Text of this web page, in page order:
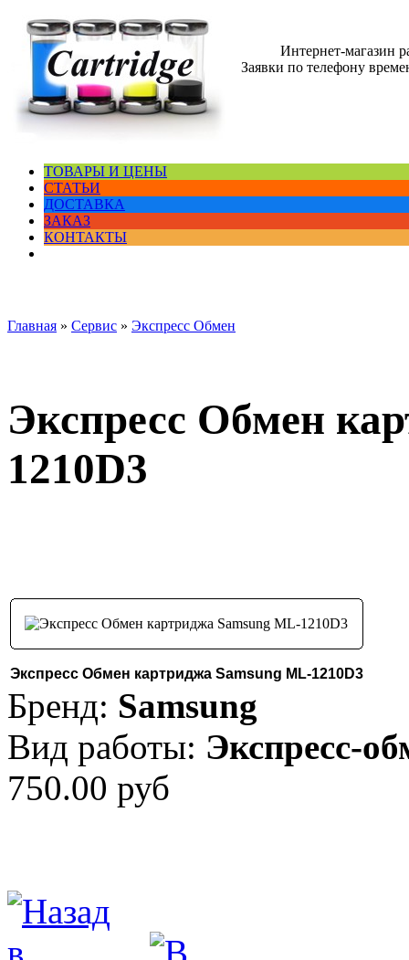
Интернет-магазин
Заявки по телефону
ТОВАРЫ И ЦЕНЫ
СТАТЬИ
ДОСТАВКА
ЗАКАЗ
КОНТАКТЫ
Главная » Сервис » Экспресс Обмен
Экспресс Обмен
1210D3
Экспресс Обмен картриджа Samsung ML-1210D3
Бренд: Samsung
Вид работы: Экспресс-
750.00 руб